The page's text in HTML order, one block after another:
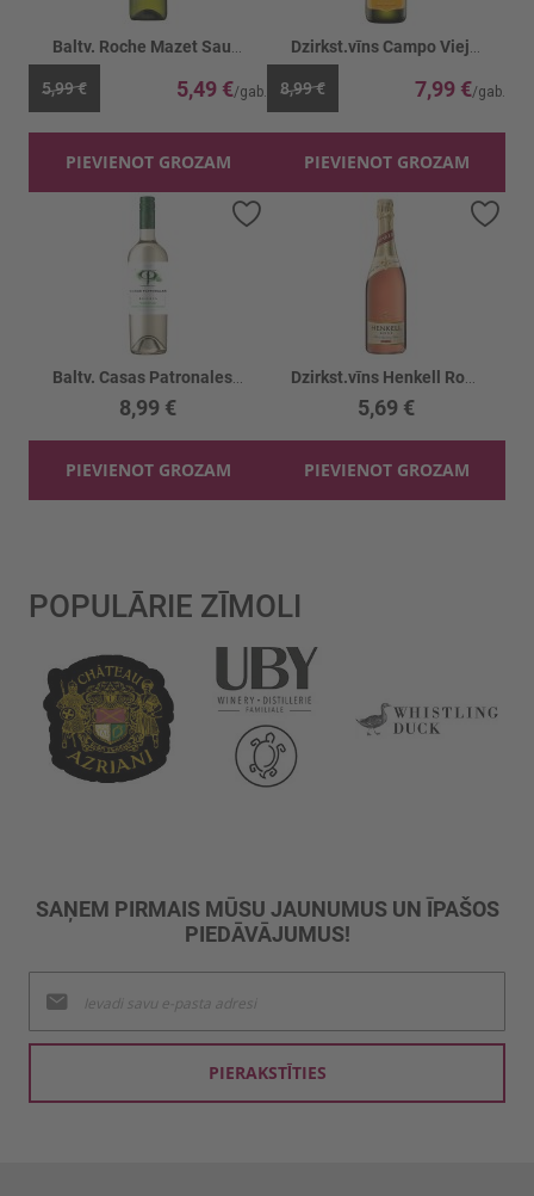
5,99 € 5,49 €
PIEVIENOT GROZAM
8,99 € 7,99 €
PIEVIENOT GROZAM
8,99 €
PIEVIENOT GROZAM
Pievienot vēlmju sarakstam
5,69 €
PIEVIENOT GROZAM
POPULĀRIE ZĪMOLI
SAŅEM PIRMAIS MŪSU JAUNUMUS UN ĪPAŠOS
PIEDĀVĀJUMUS!
jaunumu
saņemšanai:
PIERAKSTĪTIES